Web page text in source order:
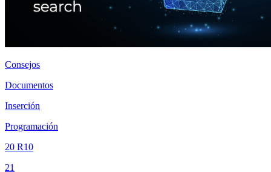
Consejos
Documentos
Inserción
Programación
20 R10
21